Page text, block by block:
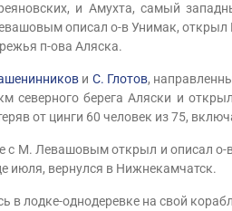
и Амухта, самый
описал о-в Унимак,
п-ова Аляска.
и С. Глотов,
северного берега Аляски и
от цинги 60 человек из 75,
Левашовым открыл и описал о-в
июля, вернулся в Нижнекамчатск.
лодке-однодеревке на свой